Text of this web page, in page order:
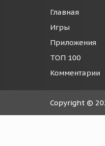
Главная
Игры
Приложения
ТОП 100
Комментарии
Copyright ©